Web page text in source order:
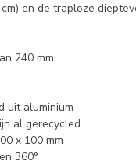
en de traploze
240 mm
uit aluminium
al gerecycled
x 100 mm
360°